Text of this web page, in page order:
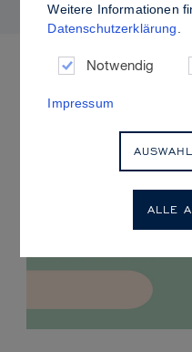
ANSTEHENDE
Weitere Informationen
Datenschutzerklärung
Notwendig
Impressum
ALLE